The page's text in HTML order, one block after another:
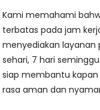
Kami memahami
terbatas pada jam
menyediakan layanan
sehari, 7 hari
siap membantu
rasa aman dan